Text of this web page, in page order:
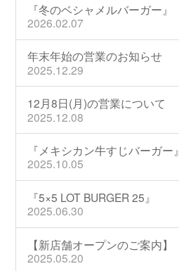
『冬のベシャメルバーガー』
2026.02.07
年末年始の営業のお知らせ
2025.12.29
12月8日(月)の営業について
2025.12.08
『メキシカン牛すじバーガー』
2025.10.05
『5×5 LOT BURGER 25』
2025.06.30
【新店舗オープンのご案内】
2025.05.20